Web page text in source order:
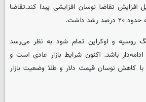
افزایش تقاضا نوسان افزایشی پیدا کند.تقاضا
داشت.
روسیه و اوکراین تمام شود به نظر می‌رسد
باشد. اکنون شرایط بازار عادی است و
با کاهش نوسان قیمت دلار و طلا وضعیت بازار